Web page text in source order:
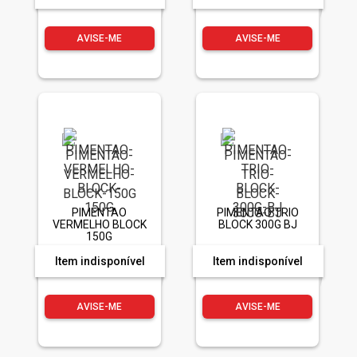
AVISE-ME AVISE-ME
PIMENTAO
VERMELHO BLOCK
150G
Item indisponível
AVISE-ME
PIMENTAO TRIO
BLOCK 300G BJ
Item indisponível
AVISE-ME